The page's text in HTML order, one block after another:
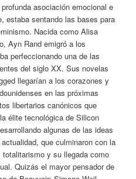
asociación emocional e
estaba sentando las bases para
Nacida como Alisa
Ayn Rand emigró a los
perfeccionando una de las
del siglo XX. Sus novelas
llegarían a los corazones y
en las próximas
libertarios canónicos que
élite tecnológica de Silicon
algunas de las ideas
que culminaron con la
y su llegada como
Quizás el mayor pensador de